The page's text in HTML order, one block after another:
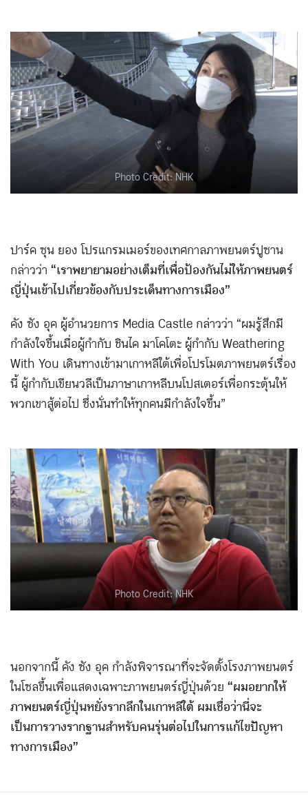
Photo Credit: NHK
ปาร์ค ซุน ยอง โปรแกรมเมอร์ของเทศกาลภาพยนตร์ปูซาน
กล่าวว่า“เราพยายามอย่างเต็มที่เพื่อป้องกันไม่ให้ภาพยนตร์
ญี่ปุ่นเข้าไปเกี่ยวข้องกับประเด็นทางการเมือง”
คัง ซัง อุค ผู้อำนวยการ Media Castle กล่าวว่า “ผมรู้สึกมี
กำลังใจขึ้นเมื่อผู้กำกับ ชินไค มาโคโตะ ผู้กำกับ Weathering
With You เดินทางเข้ามาเกาหลีใต้เพื่อโปรโมตภาพยนตร์เรื่อง
นี้ ผู้กำกับเขียนวลีเป็นภาษาเกาหลีบนโปสเตอร์เพื่อกระตุ้นให้
พวกเขาสู้ต่อไป ซึ่งนั่นทำให้ทุกคนมีกำลังใจขึ้น”
Photo Credit: NHK
นอกจากนี้ คัง ซัง อุค กำลังพิจารณาที่จะจัดตั้งโรงภาพยนตร์
ในโซลขึ้นเพื่อแสดงเฉพาะภาพยนตร์ญี่ปุ่นด้วย“ผมอยากให้
ภาพยนตร์ญี่ปุ่นหยั่งรากลึกในเกาหลีใต้ ผมเชื่อว่านี่จะ
เป็นการวางรากฐานสำหรับคนรุ่นต่อไปในการแก้ไขปัญหา
ทางการเมือง”